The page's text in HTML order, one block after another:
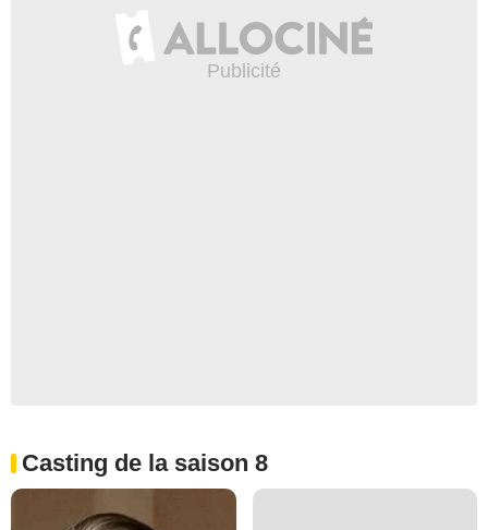
Casting de la saison 8